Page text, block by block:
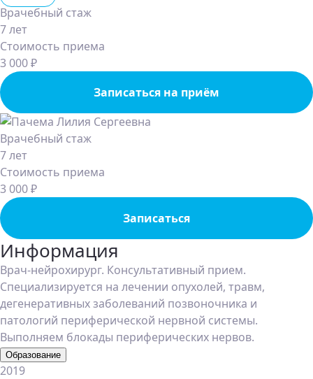
Врачебный стаж
7 лет
Стоимость приема
3 000 ₽
Записаться на приём
Врачебный стаж
7 лет
Стоимость приема
3 000 ₽
Записаться
Информация
Врач-нейрохирург. Консультативный прием.
Специализируется на лечении опухолей, травм,
дегенеративных заболеваний позвоночника и
патологий периферической нервной системы.
Выполняем блокады периферических нервов.
Образование
2019